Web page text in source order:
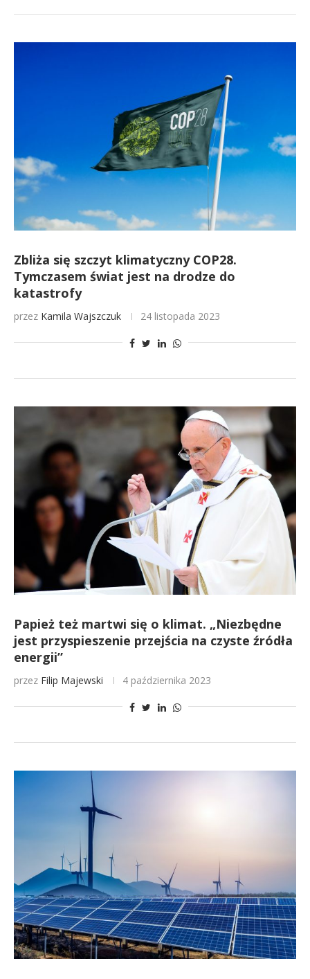
Zbliża się szczyt klimatyczny COP28.
Tymczasem świat jest na drodze do
katastrofy
przez Kamila Wajszczuk 24 listopada 2023
Papież też martwi się o klimat. „Niezbędne
jest przyspieszenie przejścia na czyste źródła
energii”
przez Filip Majewski 4 października 2023